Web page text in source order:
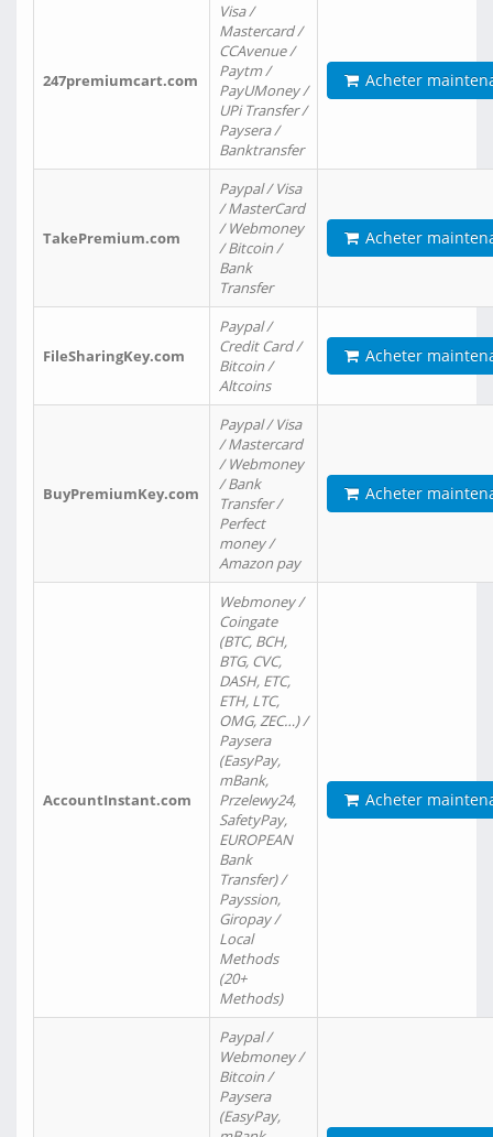
247premiumcart.com
Visa /
Mastercard /
CCAvenue /
Paytm /
PayUMoney /
UPi Transfer /
Paysera /
Banktransfer
Acheter
TakePremium.com
Paypal / Visa
/ MasterCard
/ Webmoney
/ Bitcoin /
Bank
Transfer
Acheter
FileSharingKey.com
Paypal /
Credit Card /
Bitcoin /
Altcoins
Acheter
BuyPremiumKey.com
Paypal / Visa
/ Mastercard
/ Webmoney
/ Bank
Transfer /
Perfect
money /
Amazon pay
Acheter
AccountInstant.com
Webmoney /
Coingate
(BTC, BCH,
BTG, CVC,
DASH, ETC,
ETH, LTC,
OMG, ZEC…) /
Paysera
(EasyPay,
mBank,
Przelewy24,
SafetyPay,
EUROPEAN
Bank
Transfer) /
Payssion,
Giropay /
Local
Methods
(20+
Methods)
Acheter
Paypal /
Webmoney /
Bitcoin /
Paysera
(EasyPay,